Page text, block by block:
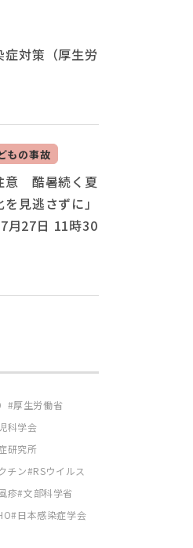
対策（厚生労
もの事故
意 酷暑続く夏
見逃さずに」
月27日 11時30
厚生労働省
科学会
研究所
チン RSウイルス
疹 文部科学省
日本感染症学会